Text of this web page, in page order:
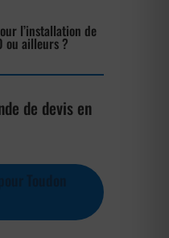
l’installation de
ou ailleurs ?
de devis en